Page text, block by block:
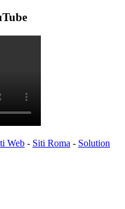
Web - Siti Roma - Solution